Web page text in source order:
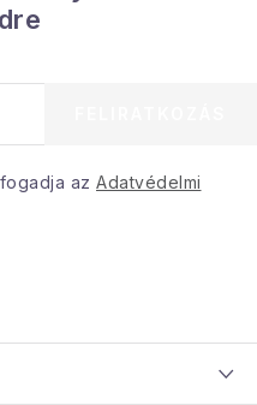
az Adatvédelmi